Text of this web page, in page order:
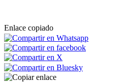
Enlace copiado